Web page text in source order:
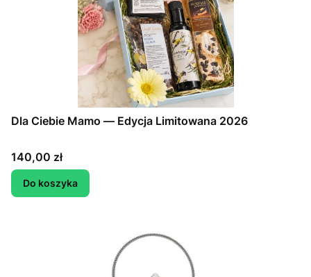
Dla Ciebie Mamo — Edycja Limitowana 2026
Cena
140,00 zł
Do koszyka